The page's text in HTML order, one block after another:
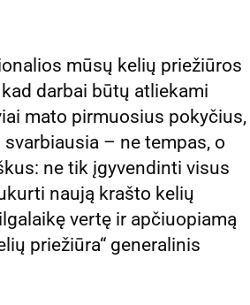
mūsų kelių priežiūros
darbai būtų atliekami
mato pirmuosius pokyčius,
– ne tempas, o
ne tik įgyvendinti visus
naują krašto kelių
vertę ir apčiuopiamą
priežiūra“ generalinis